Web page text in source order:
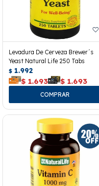
Levadura De Cerveza Brewer´s
Yeast Natural Life 250 Tabs
$ 1.992
$ 1.693 $ 1.693